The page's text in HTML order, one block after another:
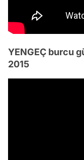
YENGEÇ burcu
2015